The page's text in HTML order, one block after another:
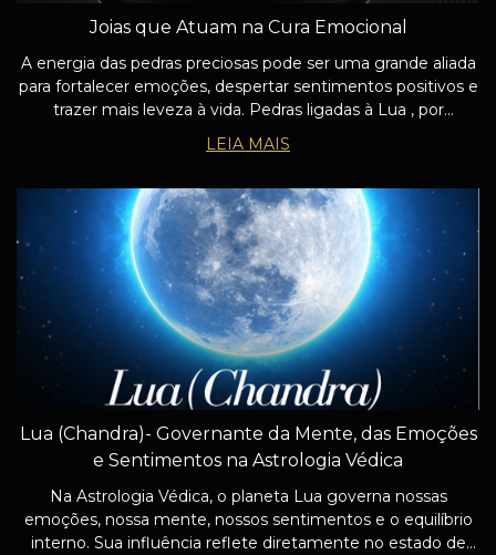
Joias que Atuam na Cura Emocional
A energia das pedras preciosas pode ser uma grande aliada
para fortalecer emoções, despertar sentimentos positivos e
trazer mais leveza à vida. Pedras ligadas à Lua , por
exemplo, são conhecidas por nutrir a sensibilidade,
fortalecer os laços afetivo
LEIA MAIS
Lua (Chandra)- Governante da Mente, das Emoções
e Sentimentos na Astrologia Védica
Na Astrologia Védica, o planeta Lua governa nossas
emoções, nossa mente, nossos sentimentos e o equilíbrio
interno. Sua influência reflete diretamente no estado de